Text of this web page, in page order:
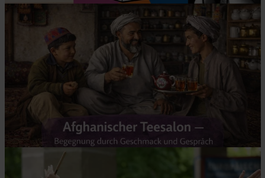
© Fürth feiert Vielfalt
© Fürth feiert Vielfalt